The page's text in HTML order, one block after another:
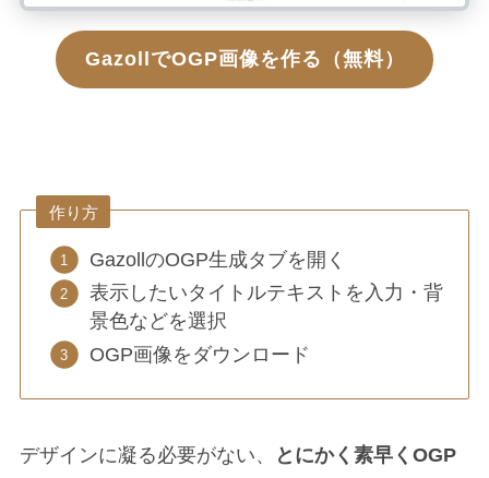
GazollでOGP画像を作る（無料）
作り方
GazollのOGP生成タブを開く
表示したいタイトルテキストを入力・背
景色などを選択
OGP画像をダウンロード
デザインに凝る必要がない、
とにかく素早くOGP